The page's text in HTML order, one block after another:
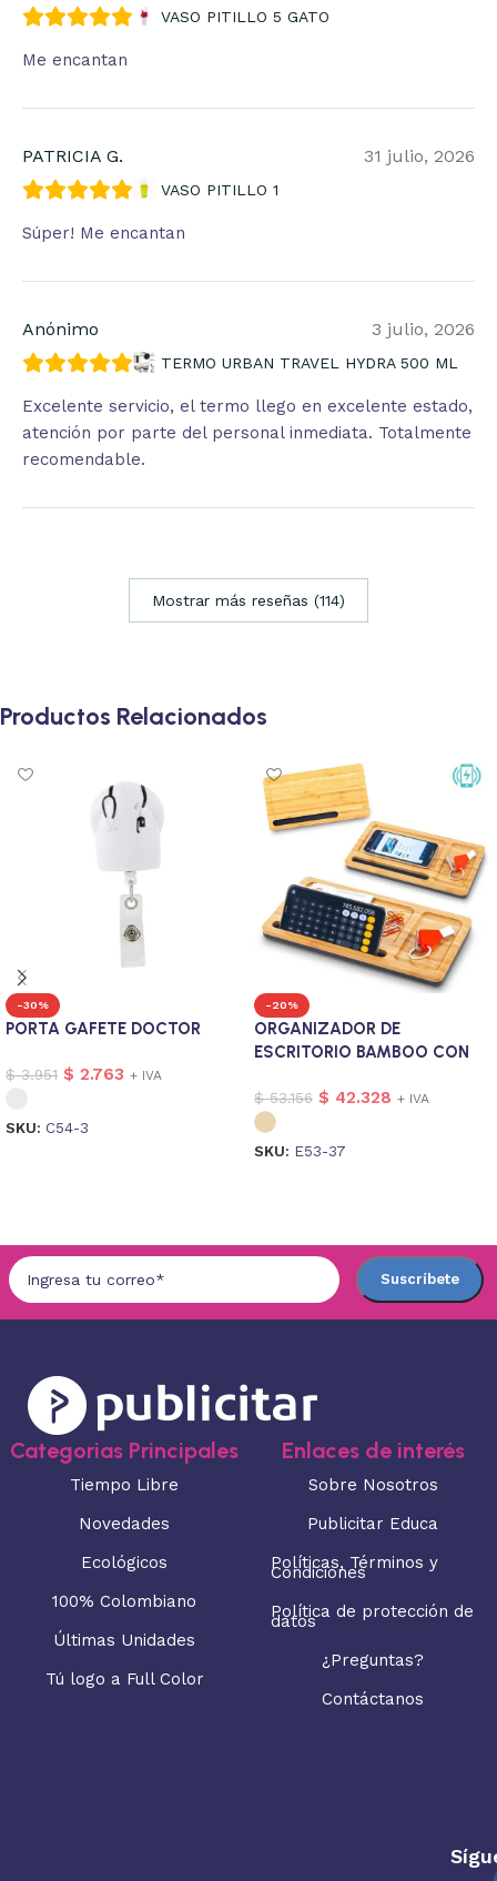
VASO PITILLO 5 GATO
Me encantan
PATRICIA G. 31 julio, 2026
VASO PITILLO 1
Súper! Me encantan
Anónimo 3 julio, 2026
TERMO URBAN TRAVEL HYDRA 500 ML
Excelente servicio, el termo llego en excelente estado,
atención por parte del personal inmediata. Totalmente
recomendable.
Mostrar más reseñas (114)
Productos Relacionados
-30%
PORTA GAFETE DOCTOR
$3.951 $ 2.763 + IVA
SKU: C54-3
-20%
ORGANIZADOR DE
ESCRITORIO BAMBOO CON
$53.156 $ 42.328 + IVA
SKU: E53-37
Categorias Principales
Tiempo Libre
Novedades
Ecológicos
100% Colombiano
Últimas Unidades
Tú logo a Full Color
Enlaces de interés
Sobre Nosotros
Publicitar Educa
Políticas, Términos y
Condiciones
Política de protección de
datos
¿Preguntas?
Contáctanos